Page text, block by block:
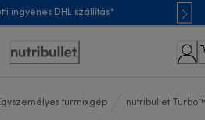
ingyenes DHL szállítás*
Accessibility
turmixgép nutribullet